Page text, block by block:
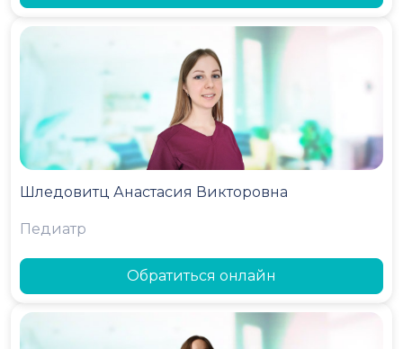
Шледовитц Анастасия Викторовна
Педиатр
Обратиться онлайн